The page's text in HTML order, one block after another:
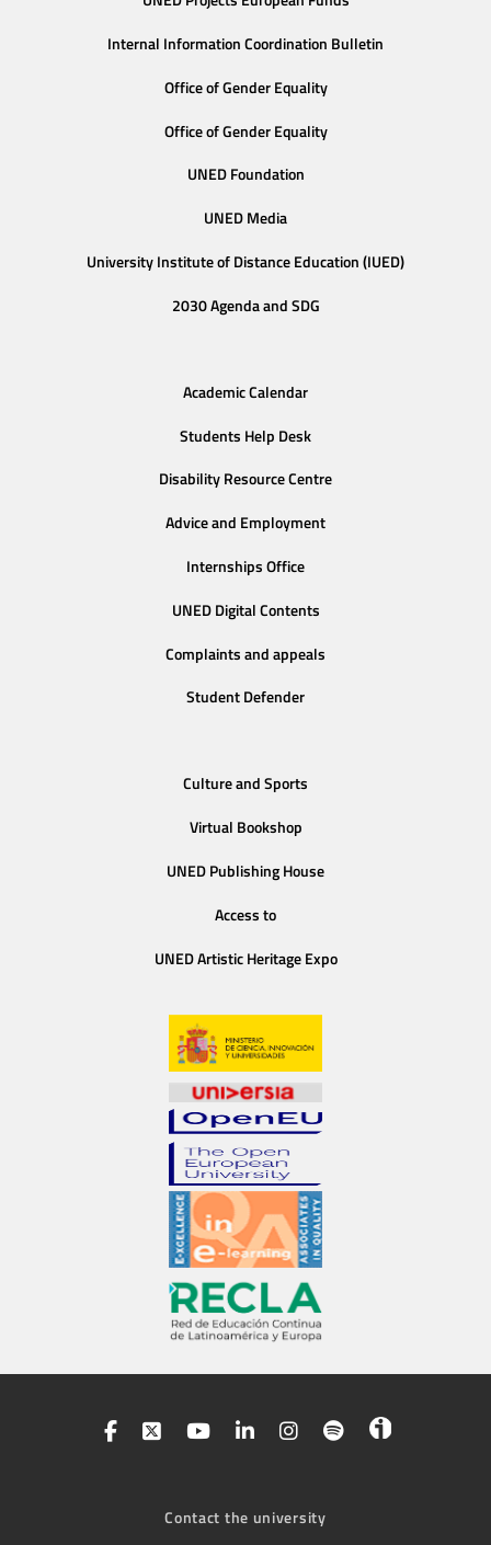
Internal Information Coordination Bulletin
Office of Gender Equality
Office of Gender Equality
UNED Foundation
UNED Media
University Institute of Distance Education (IUED)
2030 Agenda and SDG
Academic Calendar
Students Help Desk
Disability Resource Centre
Advice and Employment
Internships Office
UNED Digital Contents
Complaints and appeals
Student Defender
Culture and Sports
Virtual Bookshop
UNED Publishing House
Access to
UNED Artistic Heritage Expo
Contact the university